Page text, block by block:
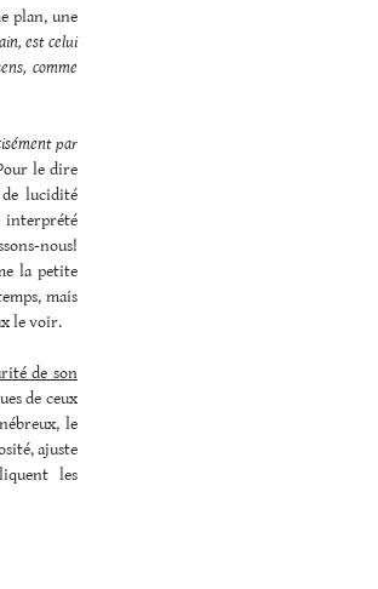
plan, une
est celui
comme
par
le dire
lucidité
interprété
nous!
la petite
mais
le voir.
de son
de ceux
le
ajuste
les